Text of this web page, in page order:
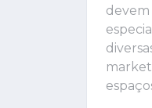
devem